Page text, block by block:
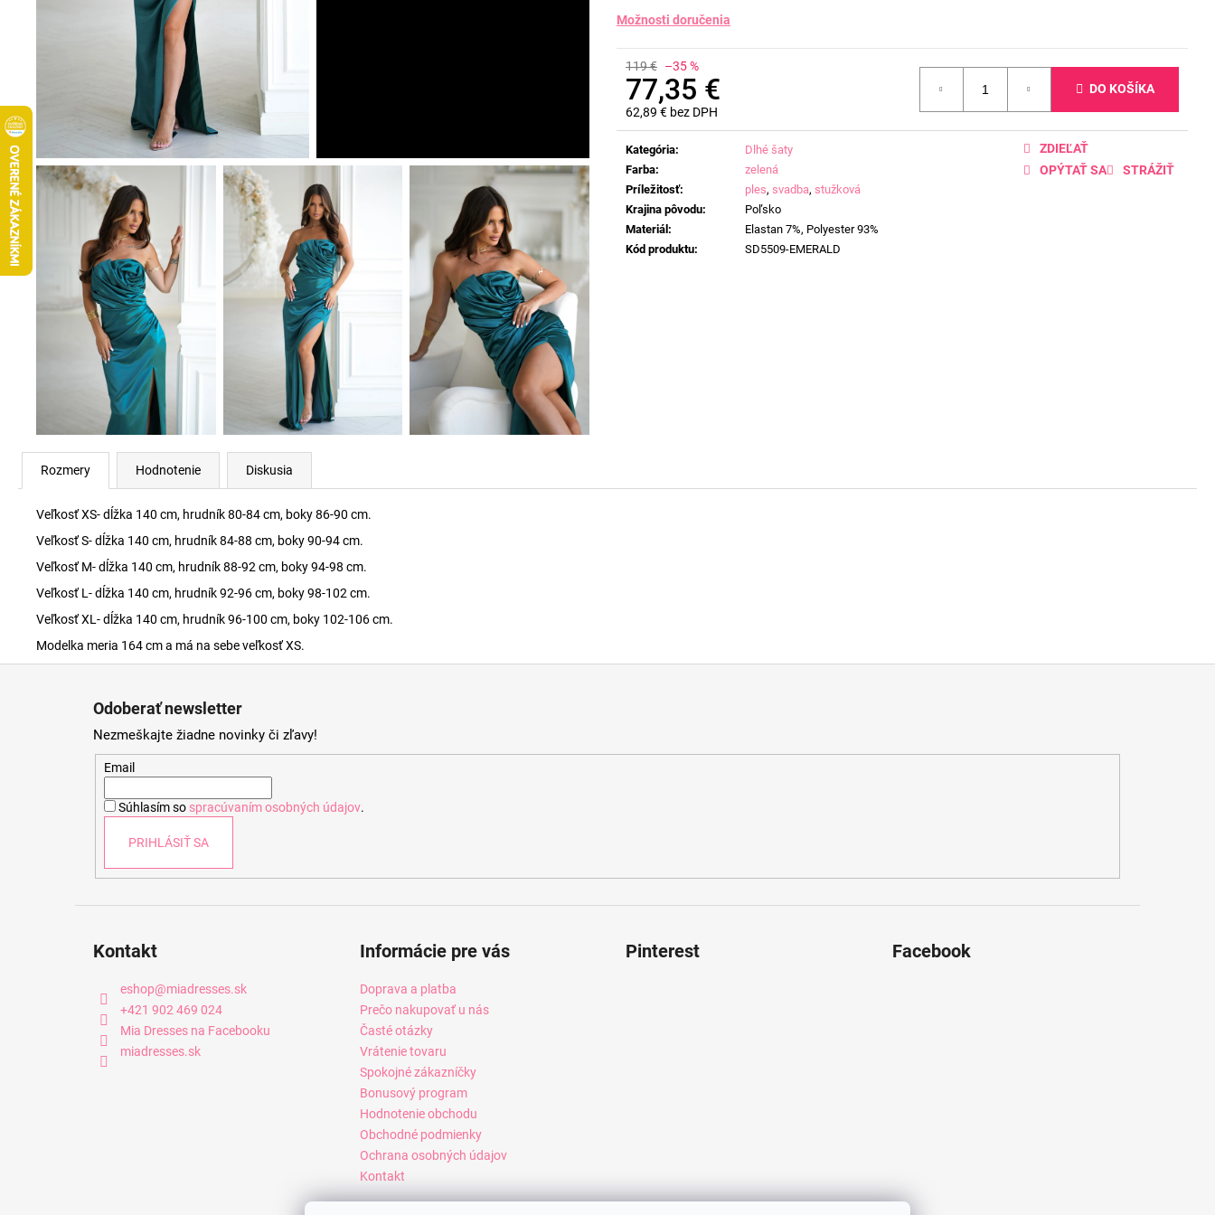
Možnosti doručenia
119 € –35 %
77,35 €
62,89 € bez DPH
Jednotková
cena:
DO KOŠÍKA
Kategória:
Dlhé šaty
Farba:
zelená
Príležitosť: ples, svadba, stužková
Krajina pôvodu:
Poľsko
Materiál:
Elastan 7%, Polyester 93%
Kód produktu: SD5509-EMERALD
OPÝTAŤ SA STRÁŽIŤ
ZDIEĽAŤ
Rozmery Hodnotenie Diskusia
Veľkosť XS- dĺžka 140 cm, hrudník 80-84 cm, boky 86-90 cm.
Veľkosť S- dĺžka 140 cm, hrudník 84-88 cm, boky 90-94 cm.
Veľkosť M- dĺžka 140 cm, hrudník 88-92 cm, boky 94-98 cm.
Veľkosť L- dĺžka 140 cm, hrudník 92-96 cm, boky 98-102 cm.
Veľkosť XL- dĺžka 140 cm, hrudník 96-100 cm, boky 102-106 cm.
Modelka meria 164 cm a má na sebe veľkosť XS.
Odoberať newsletter
Nezmeškajte žiadne novinky či zľavy!
Email
Súhlasím so spracúvaním osobných údajov.
PRIHLÁSIŤ SA
Kontakt
eshop@miadresses.sk
+421 902 469 024
Mia Dresses na Facebooku
miadresses.sk
Informácie pre vás
Doprava a platba
Prečo nakupovať u nás
Časté otázky
Vrátenie tovaru
Spokojné zákazníčky
Bonusový program
Hodnotenie obchodu
Obchodné podmienky
Ochrana osobných údajov
Kontakt
Pinterest Facebook